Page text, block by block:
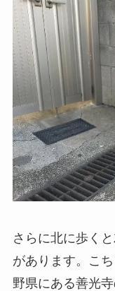
さらに北に歩く
があります。こ
野県にある善光